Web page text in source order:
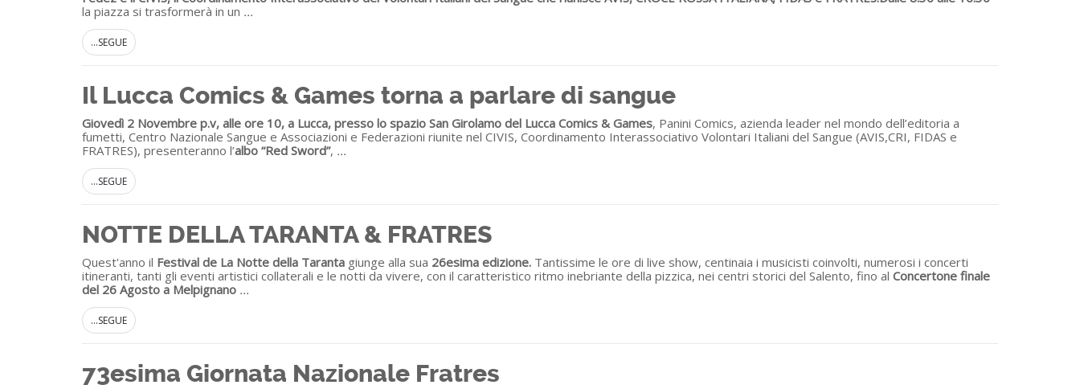
la piazza si trasformerà in un ...
...SEGUE
Il Lucca Comics & Games torna a parlare di sangue
Giovedì 2 Novembre p.v, alle ore 10, a Lucca, presso lo spazio San Girolamo del Lucca Comics & Games, Panini Comics, azienda leader nel mondo dell’editoria a
fumetti, Centro Nazionale Sangue e Associazioni e Federazioni riunite nel CIVIS, Coordinamento Interassociativo Volontari Italiani del Sangue (AVIS,CRI, FIDAS e
FRATRES), presenteranno l’albo “Red Sword”, ...
...SEGUE
NOTTE DELLA TARANTA & FRATRES
Quest'anno il Festival de La Notte della Taranta giunge alla sua 26esima edizione. Tantissime le ore di live show, centinaia i musicisti coinvolti, numerosi i concerti
itineranti, tanti gli eventi artistici collaterali e le notti da vivere, con il caratteristico ritmo inebriante della pizzica, nei centri storici del Salento, fino al Concertone finale
del 26 Agosto a Melpignano ...
...SEGUE
73esima Giornata Nazionale Fratres